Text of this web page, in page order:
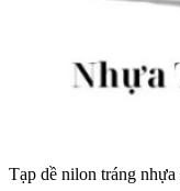
Tạp dề nilon tráng nhựa